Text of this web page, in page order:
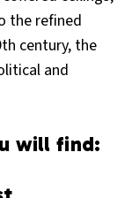
the refined
century, the
and
will find: